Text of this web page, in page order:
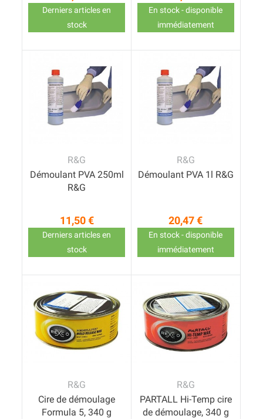
Derniers articles en
stock
En stock - disponible
immédiatement
R&G
Démoulant PVA 250ml
R&G
Prix
11,50 €
Derniers articles en
stock
R&G
Démoulant PVA 1l R&G
Prix
20,47 €
En stock - disponible
immédiatement
R&G
Cire de démoulage
Formula 5, 340 g
R&G
PARTALL Hi-Temp cire
de démoulage, 340 g